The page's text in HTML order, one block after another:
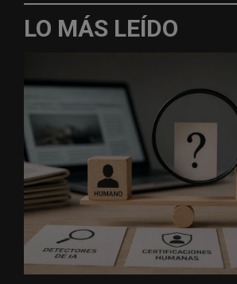
LO MÁS LEÍDO